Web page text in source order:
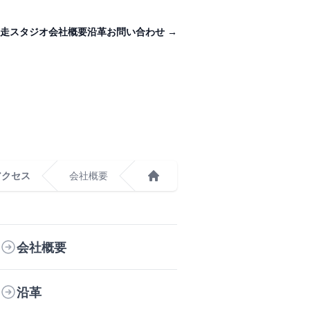
スタジオ会社概要沿革お問い合わせ →
セス 会社概要
会社概要
沿革